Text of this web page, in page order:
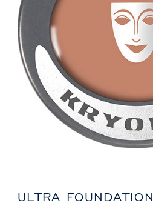
ULTRA FOUNDATION